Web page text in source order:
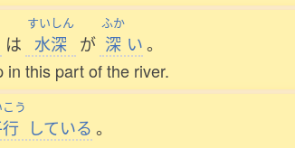
は
すいしん
水深 が
ふか
深 い。
in this part of the river.
う
している 。